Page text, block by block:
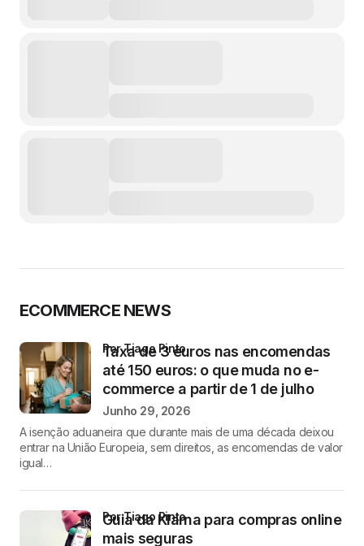
ECOMMERCE NEWS
Taxa de 3 euros nas encomendas
até 150 euros: o que muda no e-
commerce a partir de 1 de julho
por Tiago Pinto
Junho 29, 2026
A isenção aduaneira que durante mais de uma década deixou
entrar na União Europeia, sem direitos, as encomendas de valor
igual…
Guia da Klarna para compras online
mais seguras
por Tiago Pinto